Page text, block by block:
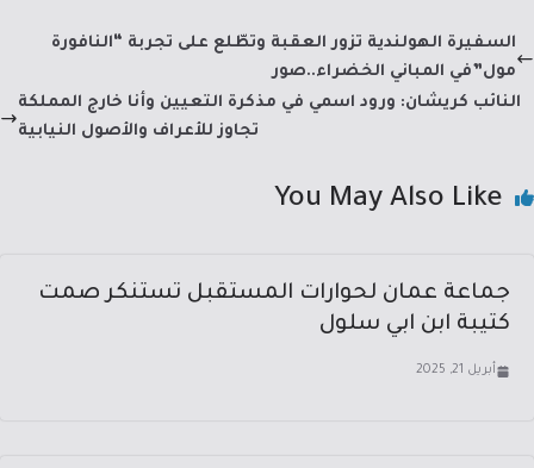
b
o
ok
sA
p
p
a
m
dI
السفيرة الهولندية تزور العقبة وتطّلع على تجربة “النافورة
مول”في المباني الخضراء..صور
النائب كريشان: ورود اسمي في مذكرة التعيين وأنا خارج المملكة
تجاوز للأعراف والأصول النيابية
You May Also Like
جماعة عمان لحوارات المستقبل تستنكر صمت
كتيبة ابن ابي سلول
أبريل 21, 2025